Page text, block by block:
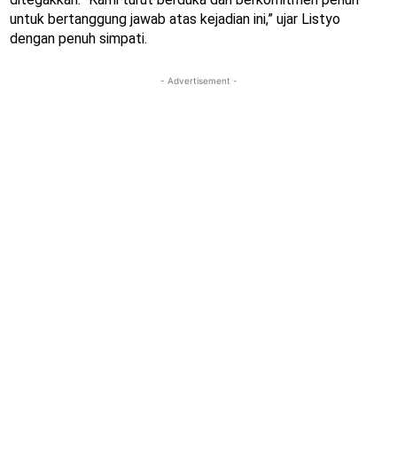
untuk bertanggung jawab atas kejadian ini,” ujar Listyo
dengan penuh simpati.
- Advertisement -